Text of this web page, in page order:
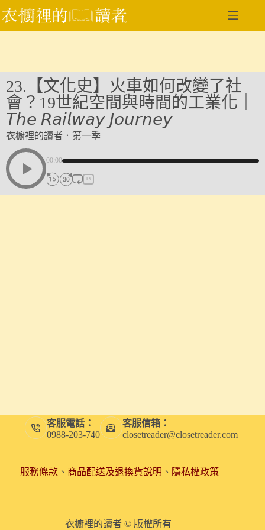
跳
至
23.【文化史】火車如何改變了社
會？19世紀空間與時間的工業化｜
𝘛𝘩𝘦 𝘙𝘢𝘪𝘭𝘸𝘢𝘺 𝘑𝘰𝘶𝘳𝘯𝘦𝘺
衣櫥裡的讀者．第一季
00:00
1X
客服電話：
0988-203-740
客服信箱：
closetreader@closetreader.com
服務條款、 商品配送及退換貨說明 、 隱私權政策
衣櫥裡的讀者 © 版權所有